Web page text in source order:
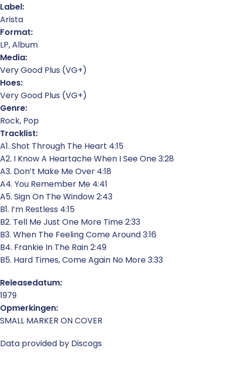
Label:
Arista
Format:
LP, Album
Media:
Very Good Plus (VG+)
Hoes:
Very Good Plus (VG+)
Genre:
Rock, Pop
Tracklist:
A1. Shot Through The Heart 4:15
A2. I Know A Heartache When I See One 3:28
A3. Don’t Make Me Over 4:18
A4. You Remember Me 4:41
A5. Sign On The Window 2:43
B1. I’m Restless 4:15
B2. Tell Me Just One More Time 2:33
B3. When The Feeling Come Around 3:16
B4. Frankie In The Rain 2:49
B5. Hard Times, Come Again No More 3:33
Releasedatum:
1979
Opmerkingen:
SMALL MARKER ON COVER
Data provided by Discogs